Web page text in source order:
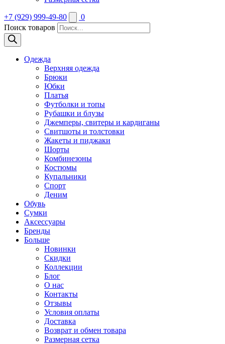
+7 (929) 999-49-80
0
Поиск товаров
Одежда
Верхняя одежда
Брюки
Юбки
Платья
Футболки и топы
Рубашки и блузы
Джемперы, свитеры и кардиганы
Свитшоты и толстовки
Жакеты и пиджаки
Шорты
Комбинезоны
Костюмы
Купальники
Спорт
Деним
Обувь
Сумки
Аксессуары
Бренды
Больше
Новинки
Скидки
Коллекции
Блог
О нас
Контакты
Отзывы
Условия оплаты
Доставка
Возврат и обмен товара
Размерная сетка